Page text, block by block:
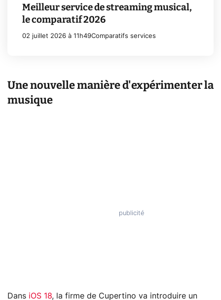
Meilleur service de streaming musical,
le comparatif 2026
02 juillet 2026 à 11h49Comparatifs services
Une nouvelle manière d'expérimenter la
musique
Dans iOS 18, la firme de Cupertino va introduire un